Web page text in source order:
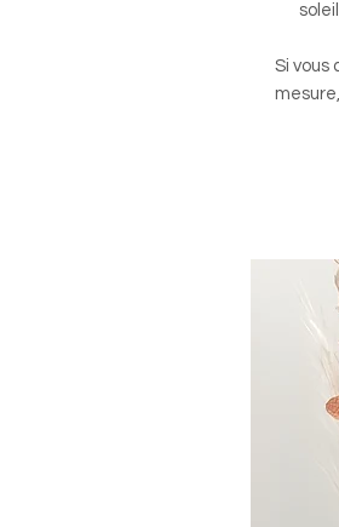
Si vous